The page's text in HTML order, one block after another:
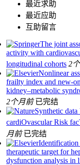
最近求助
最近应助
互助留言
The joint
activity with
longitudinal cohorts 2
Nonlinear
frailty index and new-
kidney–metabolic
2个月前 已完结
Synthetic
cardiOvascular Risk
月前 已完结
therapeutic target for
dysfunction analysis in